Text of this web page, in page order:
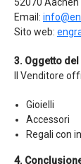
Email:
Sito web:
3. Oggetto
Il Venditore
Gioielli
Accessori
Regali con
4.